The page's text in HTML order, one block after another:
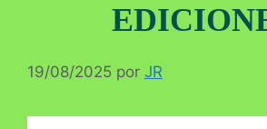
19/08/2025 por JR